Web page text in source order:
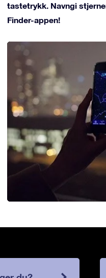
tastetrykk. Navngi
Finder-appen!